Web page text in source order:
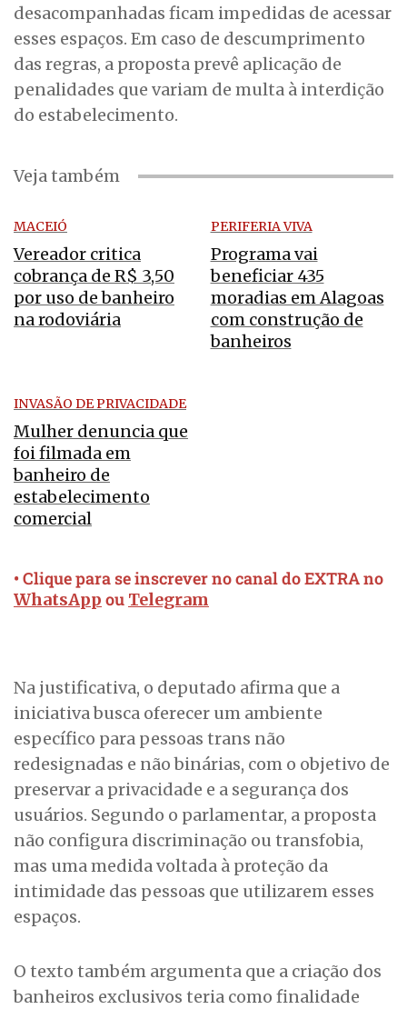
desacompanhadas ficam impedidas de acessar
esses espaços. Em caso de descumprimento
das regras, a proposta prevê aplicação de
penalidades que variam de multa à interdição
do estabelecimento.
Veja também
MACEIÓ
Vereador critica
cobrança de R$ 3,50
por uso de banheiro
na rodoviária
PERIFERIA VIVA
Programa vai
beneficiar 435
moradias em Alagoas
com construção de
banheiros
INVASÃO DE PRIVACIDADE
Mulher denuncia que
foi filmada em
banheiro de
estabelecimento
comercial
• Clique para se inscrever no canal do EXTRA no
WhatsApp ou Telegram
Na justificativa, o deputado afirma que a
iniciativa busca oferecer um ambiente
específico para pessoas trans não
redesignadas e não binárias, com o objetivo de
preservar a privacidade e a segurança dos
usuários. Segundo o parlamentar, a proposta
não configura discriminação ou transfobia,
mas uma medida voltada à proteção da
intimidade das pessoas que utilizarem esses
espaços.
O texto também argumenta que a criação dos
banheiros exclusivos teria como finalidade